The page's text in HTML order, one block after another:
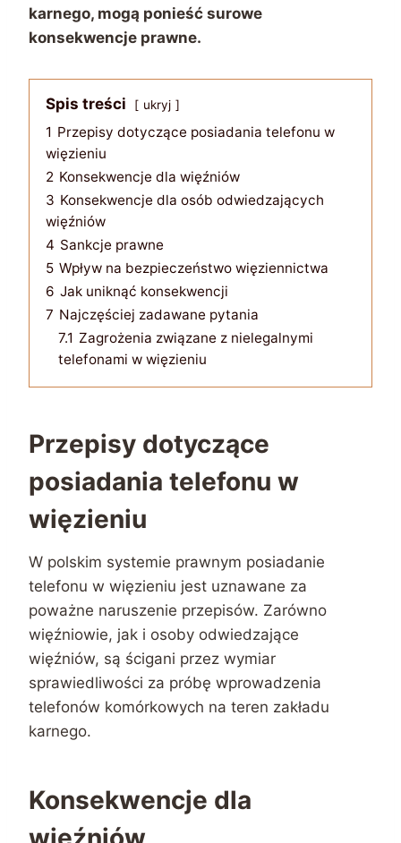
karnego, mogą ponieść surowe
konsekwencje prawne.
Spis treści ukryj
1 Przepisy dotyczące posiadania telefonu w
więzieniu
2 Konsekwencje dla więźniów
3 Konsekwencje dla osób odwiedzających
więźniów
4 Sankcje prawne
5 Wpływ na bezpieczeństwo więziennictwa
6 Jak uniknąć konsekwencji
7 Najczęściej zadawane pytania
7.1 Zagrożenia związane z nielegalnymi
telefonami w więzieniu
Przepisy dotyczące
posiadania telefonu w
więzieniu
W polskim systemie prawnym posiadanie
telefonu w więzieniu jest uznawane za
poważne naruszenie przepisów. Zarówno
więźniowie, jak i osoby odwiedzające
więźniów, są ścigani przez wymiar
sprawiedliwości za próbę wprowadzenia
telefonów komórkowych na teren zakładu
karnego.
Konsekwencje dla